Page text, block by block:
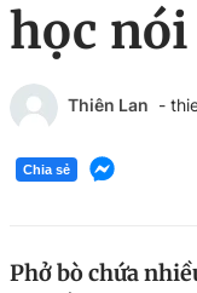
học nói
Thiên Lan -
Chia sẻ
Phở bò chứa